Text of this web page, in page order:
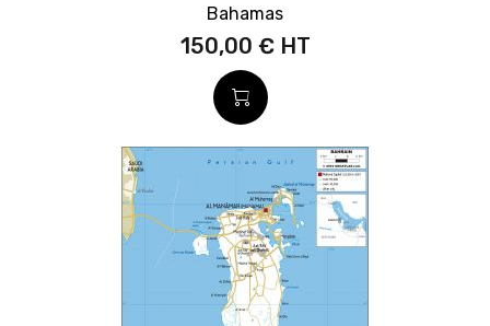
Bahamas
150,00 €